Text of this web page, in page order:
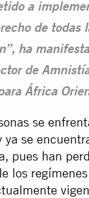
a
de todas
ha
de
África
se
se
pues han
los